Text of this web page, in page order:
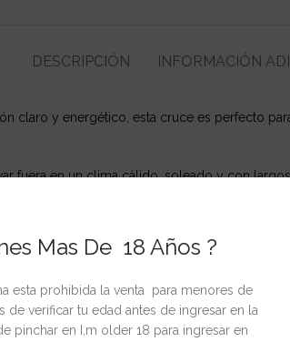
Mas De 18 Años ?
esta prohibida la venta para menores de
de verificar tu edad antes de ingresar en la
pinchar en I,m older 18 para ingresar en
DESCRIPCIÓN INFORMACIÓN
claro y energético, esta cruce es perfecto
fuera en un clima cálido, soleado y con
tendrá un tiempo de floración relativamente
rendimiento sin el cuidado adicional
de genes sativa en su composición